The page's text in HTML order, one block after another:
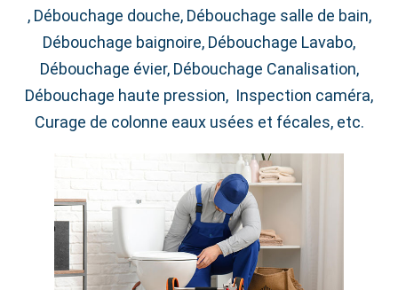
, Débouchage douche, Débouchage salle de bain,
Débouchage baignoire, Débouchage Lavabo,
Débouchage évier, Débouchage Canalisation,
Débouchage haute pression, Inspection caméra,
Curage de colonne eaux usées et fécales, etc.